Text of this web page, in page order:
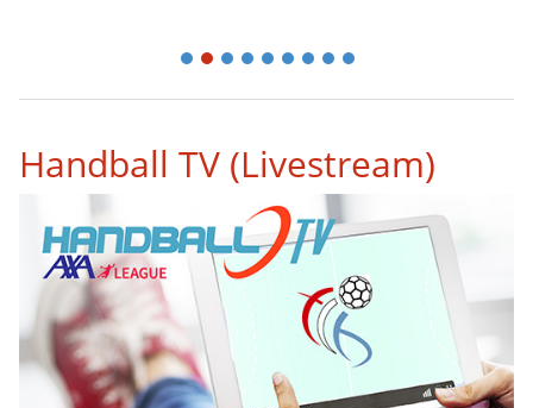
1 2 3 4 5 6 7 8 9
Handball TV (Livestream)